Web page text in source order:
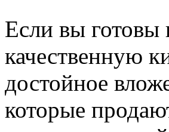
Если вы готовы
качественную
достойное
которые